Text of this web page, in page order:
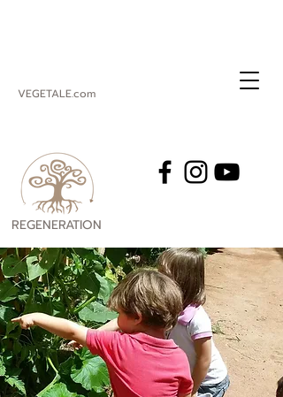
VEGETALE.com
REGENERATION